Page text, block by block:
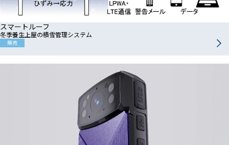
スマートルーフ
冬季養生上屋の積雪管理システム
販売